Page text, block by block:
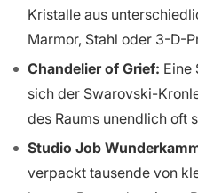
Kristalle aus
Marmor, Stahl oder 3-D-
Chandelier of Grief: Eine
sich der Swarovski-
des Raums unendlich oft
Studio Job
verpackt tausende von